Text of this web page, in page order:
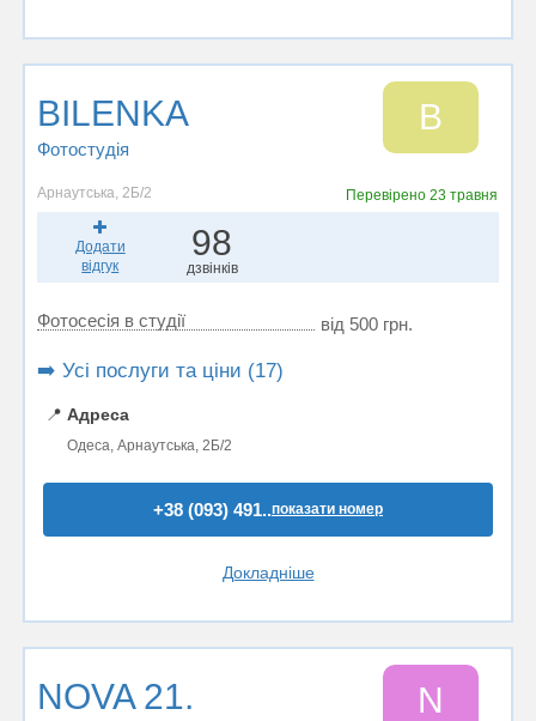
BILENKA
Фотостудiя
B
Арнаутська, 2Б/2 Перевірено23 травня
Додати
відгук
98
дзвінків
Фотосесія в студії від 500 грн.
➡️ Усі послуги та ціни (17)
📍 Адреса
Одеса, Арнаутська, 2Б/2
+38 (093) 491..показати номер
Докладніше
NOVA 21. N